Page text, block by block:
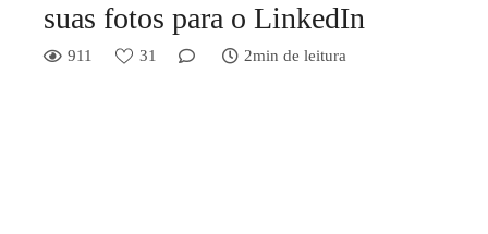
suas fotos para o LinkedIn
911 31 2min de leitura